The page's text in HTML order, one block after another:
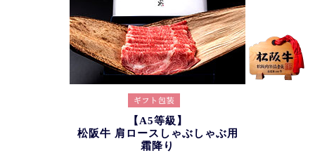
【A5等級】
松阪牛 肩ロースしゃぶしゃぶ用
霜降り